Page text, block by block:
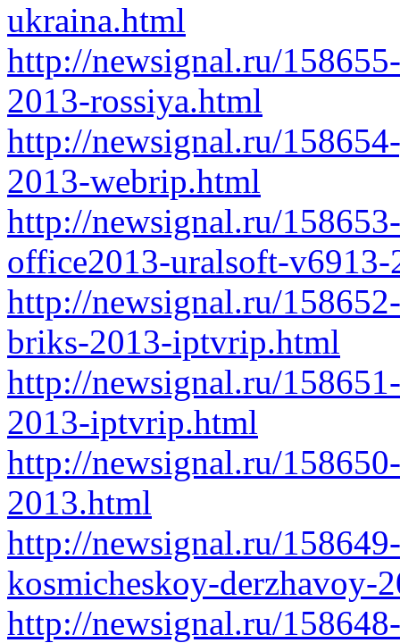
ukraina.html
http://newsignal.ru/
2013-rossiya.html
http://newsignal.ru/
2013-webrip.html
http://newsignal.ru/
office2013-uralsoft-
http://newsignal.ru/
briks-2013-iptvrip.html
http://newsignal.ru/
2013-iptvrip.html
http://newsignal.ru/
2013.html
http://newsignal.ru/
kosmicheskoy-derzhavoy-
http://newsignal.ru/